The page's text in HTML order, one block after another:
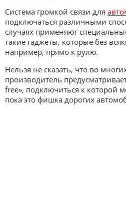
Система громкой связи для
подключаться различными
случаях применяют
такие гаджеты, которые без
например, прямо к рулю.
Нельзя не сказать, что во
производитель
free», подключиться к которой
пока это фишка дорогих